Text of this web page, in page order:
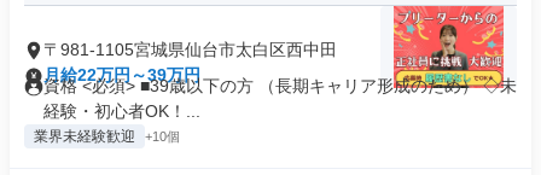
〒981-1105宮城県仙台市太白区西中田
月給22万円～39万円
資格 <必須> ■39歳以下の方 （長期キャリア形成のため） ◇未
経験・初心者OK！...
業界未経験歓迎 +10個